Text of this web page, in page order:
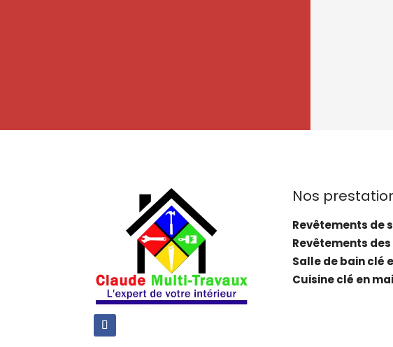
Nos
Revêtements de
Revêtements
Salle de bain clé
Cuisine clé en